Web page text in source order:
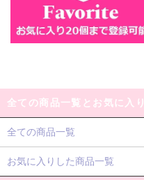
全ての商品一覧とお気に入り
全ての商品一覧
お気に入りした商品一覧